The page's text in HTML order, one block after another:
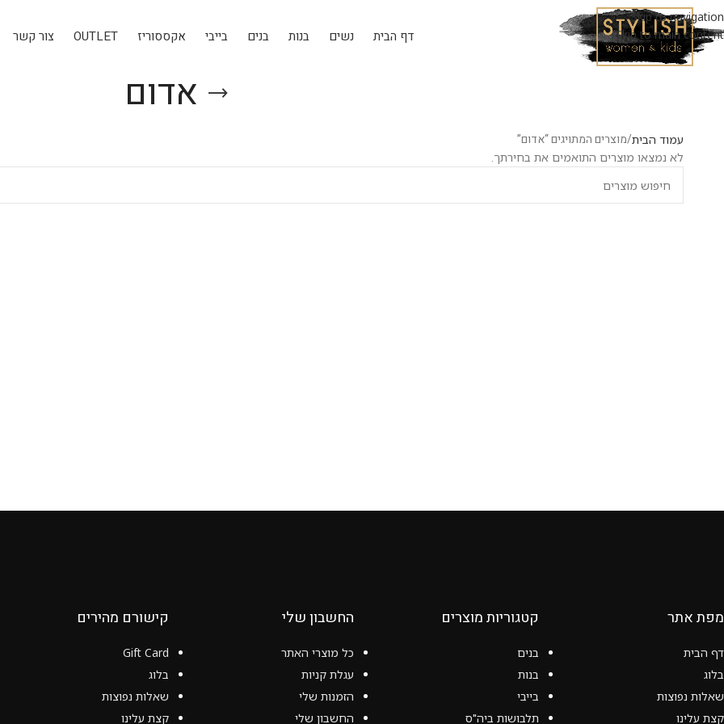
Skip to navigation
Skip to main content
דף הבית נשים בנות בנים בייבי אקססוריז OUTLET צור קשר
אדום
עמוד הבית מוצרים המתויגים “אדום”
לא נמצאו מוצרים התואמים את בחירתך.
מפת אתר
דף הבית
בלוג
שאלות נפוצות
קצת עלינו
קטגוריות מוצרים
בנים
בנות
בייבי
תלבושות ביה"ס
החשבון שלי
כל מוצרי האתר
עגלת קניות
הזמנות שלי
החשבון שלי
קישורם מהירים
Gift Card
בלוג
שאלות נפוצות
קצת עלינו